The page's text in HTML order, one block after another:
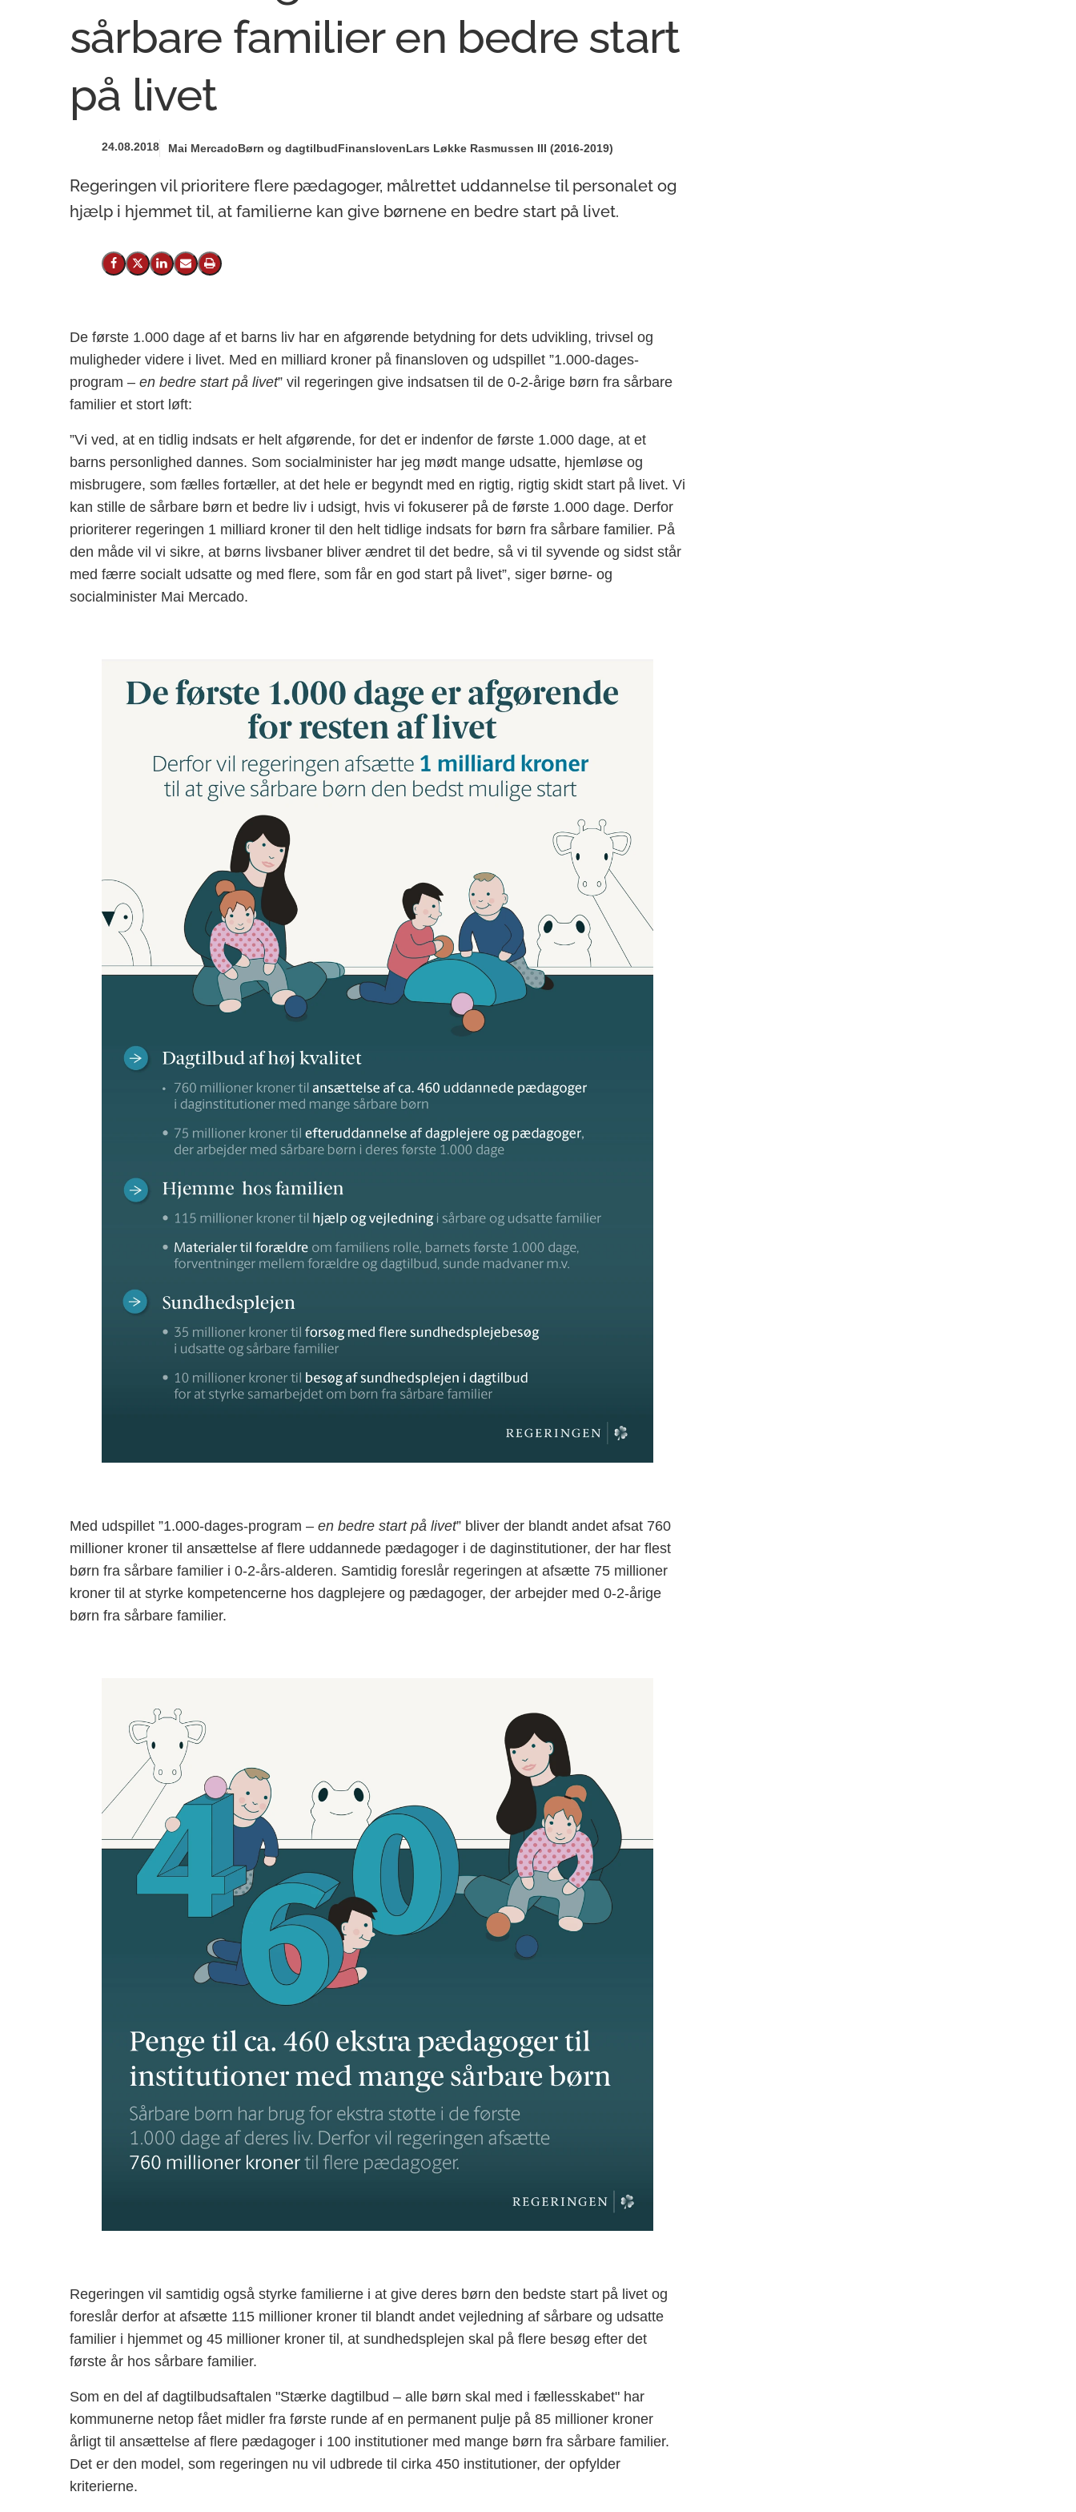
sårbare familier en bedre start
på livet
24.08.2018 Mai MercadoBørn og dagtilbudFinanslovenLars Løkke Rasmussen III (2016-2019)
Regeringen vil prioritere flere pædagoger, målrettet uddannelse til personalet og
hjælp i hjemmet til, at familierne kan give børnene en bedre start på livet.
Del på Facebook
Del på X (Twitter)
Del på LinkedIn
Send email
Print
De første 1.000 dage af et barns liv har en afgørende betydning for dets udvikling, trivsel og
muligheder videre i livet. Med en milliard kroner på finansloven og udspillet ”1.000-dages-
program – en bedre start på livet” vil regeringen give indsatsen til de 0-2-årige børn fra sårbare
familier et stort løft:
”Vi ved, at en tidlig indsats er helt afgørende, for det er indenfor de første 1.000 dage, at et
barns personlighed dannes. Som socialminister har jeg mødt mange udsatte, hjemløse og
misbrugere, som fælles fortæller, at det hele er begyndt med en rigtig, rigtig skidt start på livet. Vi
kan stille de sårbare børn et bedre liv i udsigt, hvis vi fokuserer på de første 1.000 dage. Derfor
prioriterer regeringen 1 milliard kroner til den helt tidlige indsats for børn fra sårbare familier. På
den måde vil vi sikre, at børns livsbaner bliver ændret til det bedre, så vi til syvende og sidst står
med færre socialt udsatte og med flere, som får en god start på livet”, siger børne- og
socialminister Mai Mercado.
Med udspillet ”1.000-dages-program – en bedre start på livet” bliver der blandt andet afsat 760
millioner kroner til ansættelse af flere uddannede pædagoger i de daginstitutioner, der har flest
børn fra sårbare familier i 0-2-års-alderen. Samtidig foreslår regeringen at afsætte 75 millioner
kroner til at styrke kompetencerne hos dagplejere og pædagoger, der arbejder med 0-2-årige
børn fra sårbare familier.
Regeringen vil samtidig også styrke familierne i at give deres børn den bedste start på livet og
foreslår derfor at afsætte 115 millioner kroner til blandt andet vejledning af sårbare og udsatte
familier i hjemmet og 45 millioner kroner til, at sundhedsplejen skal på flere besøg efter det
første år hos sårbare familier.
Som en del af dagtilbudsaftalen "Stærke dagtilbud – alle børn skal med i fællesskabet" har
kommunerne netop fået midler fra første runde af en permanent pulje på 85 millioner kroner
årligt til ansættelse af flere pædagoger i 100 institutioner med mange børn fra sårbare familier.
Det er den model, som regeringen nu vil udbrede til cirka 450 institutioner, der opfylder
kriterierne.